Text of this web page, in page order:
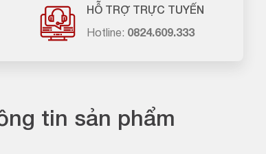
HỖ TRỢ TRỰC TUYẾN
Hotline: 0824.609.333
tin sản phẩm